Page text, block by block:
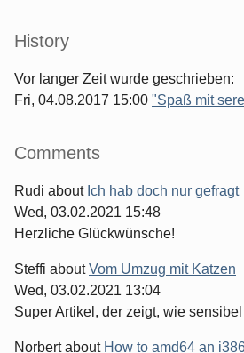
History
Vor langer Zeit wurde geschrieben:
Fri, 04.08.2017 15:00 "Spaß mit
Comments
Rudi about Ich hab doch nur gefragt
Wed, 03.02.2021 15:48
Herzliche Glückwünsche!
Steffi aboutVom Umzug mit Katzen
Wed, 03.02.2021 13:04
Super Artikel, der zeigt, wie
Norbertabout How to amd64 an